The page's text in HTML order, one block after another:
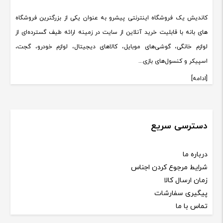
قادر
سه شنبه , 1403/04/05
دستگاه کپی خور هست؟
پاسخ :
شاکرمی
سلام اکانتی هست یا کپی خور
پاسخ :
با عرض سلام محصول اکانتی می باشد
کاندیش یک فروشگاه اینترنتی پیشرو به عنوان یکی از بزرگترین فروشگاه
های بانه با قابلیت خرید آنلاین از سایت در زمینه ارائه طیف گسترده‌ای از
لوازم خانگی، گوشی‌های موبایل، کالاهای دیجیتال، لوازم خودرو، گجت،
اسپیکر و کنسول‌های بازی...
[ادامه]
دسترسی سریع
درباره ما
شرایط مرجوع کردن اجناس
زمان ارسال کالا
پیگیری سفارشات
تماس با ما